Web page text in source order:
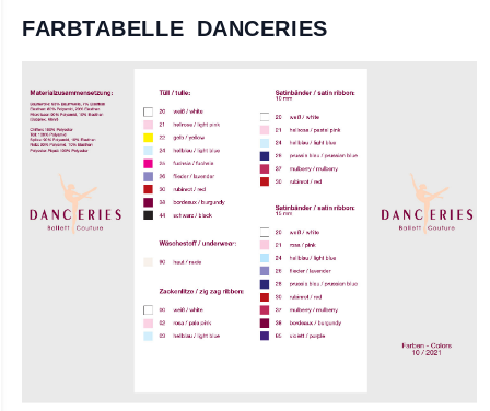
FARBTABELLE DANCERIES